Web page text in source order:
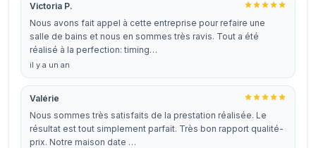
Victoria P.
Nous avons fait appel à cette entreprise pour refaire une
salle de bains et nous en sommes très ravis. Tout a été
réalisé à la perfection: timing…
il y a un an
Valérie
Nous sommes très satisfaits de la prestation réalisée. Le
résultat est tout simplement parfait. Très bon rapport qualité-
prix. Notre maison date …